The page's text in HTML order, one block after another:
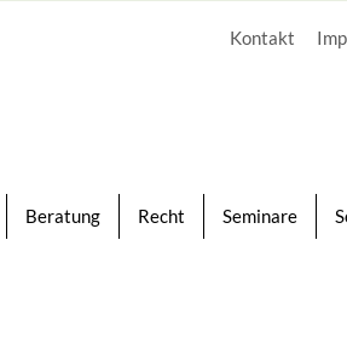
Kontakt
Beratung Recht Seminare